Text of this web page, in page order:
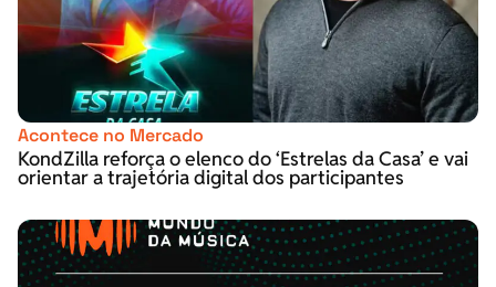
Acontece no Mercado
KondZilla reforça o elenco do ‘Estrelas da Casa’ e vai
orientar a trajetória digital dos participantes